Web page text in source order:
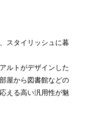
スタイリッシュに暮
ルトがデザインした
屋から図書館などの
える高い汎用性が魅